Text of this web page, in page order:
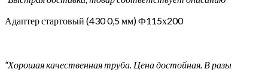
Адаптер стартовый (430 0,5 мм) Ф115х200
“Хорошая качественная труба. Цена достойная. В разы